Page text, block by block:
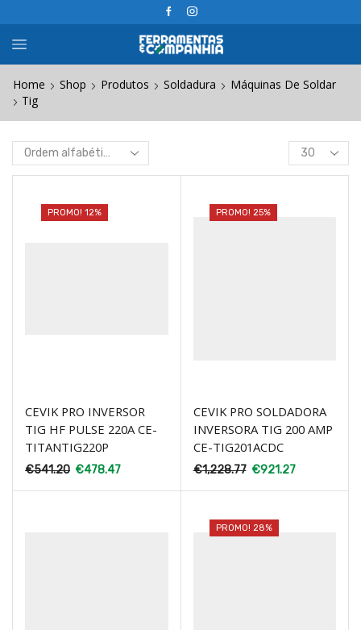
Home Shop Produtos Soldadura
Máquinas De Soldar
Tig
Products
per
PROMO! 12%
CEVIK PRO INVERSOR
TIG HF PULSE 220A CE-
TITANTIG220P
€541.20 €478.47
PROMO! 25%
CEVIK PRO SOLDADORA
INVERSORA TIG 200 AMP
CE-TIG201ACDC
€1,228.77 €921.27
PROMO! 28%